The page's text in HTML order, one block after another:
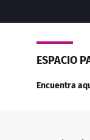
ESPACIO
Encuentra